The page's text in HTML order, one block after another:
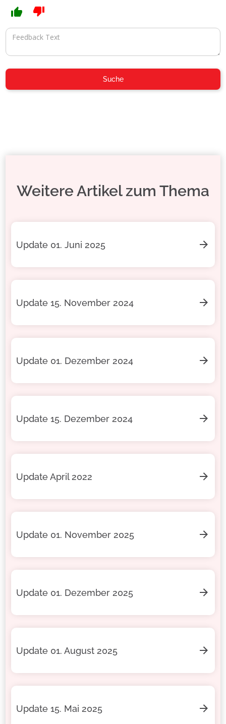
Weitere Artikel zum Thema
Update 01. Juni 2025
Update 15. November 2024
Update 01. Dezember 2024
Update 15. Dezember 2024
Update April 2022
Update 01. November 2025
Update 01. Dezember 2025
Update 01. August 2025
Update 15. Mai 2025